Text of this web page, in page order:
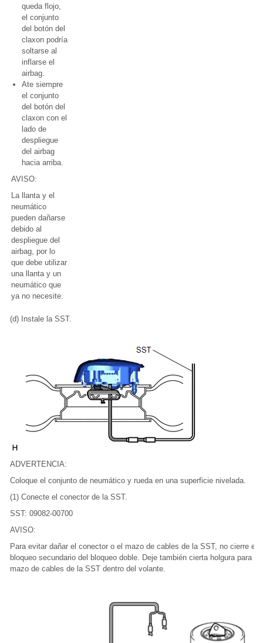
queda flojo,
el conjunto
del botón del
claxon podría
soltarse al
inflarse el
airbag.
Ate siempre
el conjunto
del botón del
claxon con el
lado de
despliegue
del airbag
hacia arriba.
AVISO:
La llanta y el
neumático
pueden dañarse
debido al
despliegue del
airbag, por lo
que debe utilizar
una llanta y un
neumático que
ya no necesite.
(d) Instale la SST.
ADVERTENCIA:
Coloque el conjunto de neumático y rueda en una superficie nivelada.
(1) Conecte el conector de la SST.
SST: 09082-00700
AVISO:
Para evitar dañar el conector o el mazo de cables de la SST, no cierre el
bloqueo secundario del bloqueo doble. Deje también cierta holgura para el
mazo de cables de la SST dentro del volante.